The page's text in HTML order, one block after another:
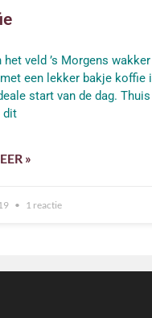
het veld ’s Morgens wakker
een lekker bakje koffie
start van de dag. Thuis
dit
»
1 reactie